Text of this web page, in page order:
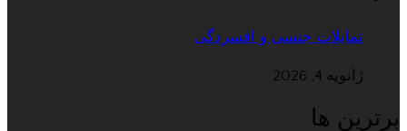
تمایلات جنسی و افسردگی
ژانویه 4, 2026
برترین ها